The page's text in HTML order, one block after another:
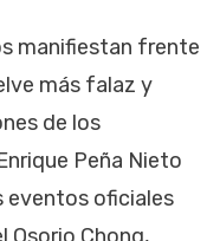
manifiestan frente
más falaz y
de los
Peña Nieto
eventos oficiales
Osorio Chong,